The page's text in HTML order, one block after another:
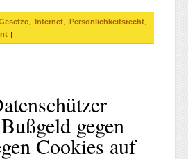
, Internet, Persönlichkeitsrecht,
|
gegen
Cookies auf